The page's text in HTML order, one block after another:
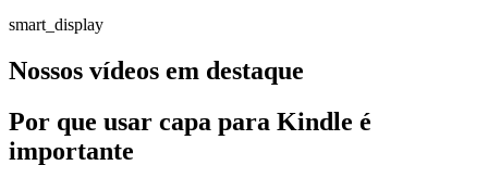
smart_display
Nossos vídeos em destaque
Por que usar capa para Kindle é
importante